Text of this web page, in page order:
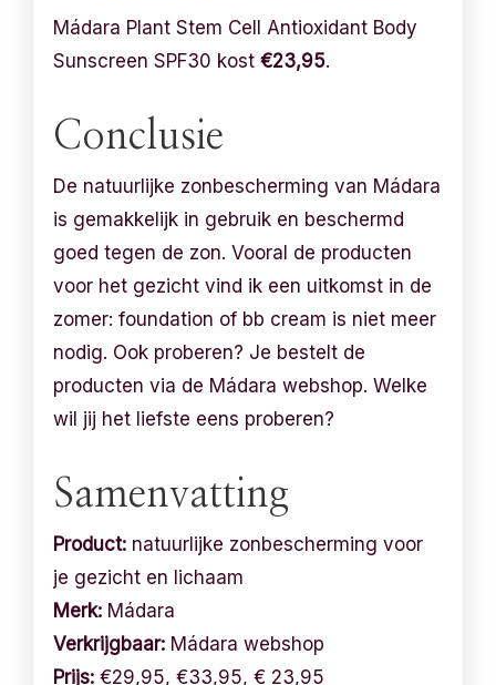
Mádara Plant Stem Cell Antioxidant Body
Sunscreen SPF30 kost€23,95.
Conclusie
De natuurlijke zonbescherming van Mádara
is gemakkelijk in gebruik en beschermd
goed tegen de zon. Vooral de producten
voor het gezicht vind ik een uitkomst in de
zomer: foundation of bb cream is niet meer
nodig. Ook proberen? Je bestelt de
producten via de Mádara webshop. Welke
wil jij het liefste eens proberen?
Samenvatting
Product: natuurlijke zonbescherming voor
je gezicht en lichaam
Merk: Mádara
Verkrijgbaar: Mádara webshop
Prijs:€29,95, €33,95, € 23,95